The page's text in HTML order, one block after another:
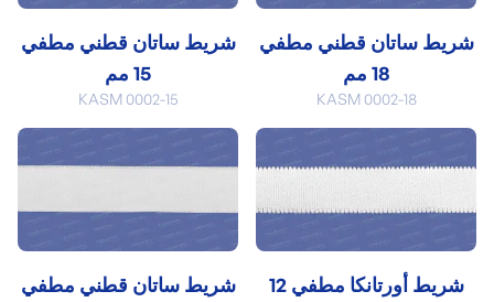
شريط ساتان قطني مطفي
15 مم
KASM 0002-15
شريط ساتان قطني مطفي
18 مم
KASM 0002-18
شريط ساتان قطني مطفي
شريط أورتانكا مطفي 12